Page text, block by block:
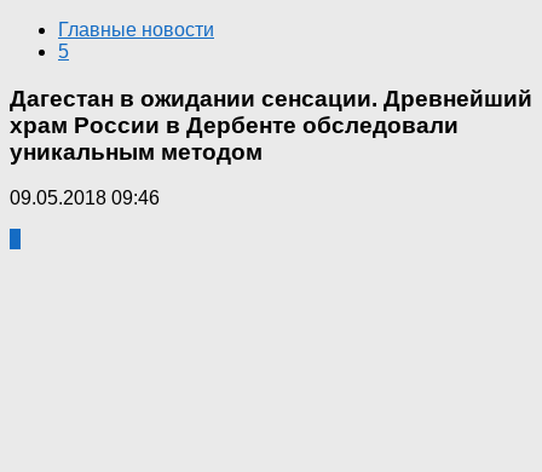
Главные новости
5
Дагестан в ожидании сенсации. Древнейший
храм России в Дербенте обследовали
уникальным методом
09.05.2018 09:46